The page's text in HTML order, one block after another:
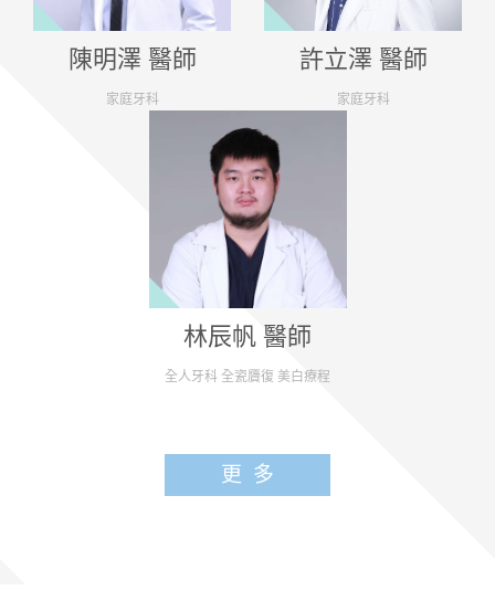
陳明澤 醫師
家庭牙科
許立澤 醫師
家庭牙科
林辰帆 醫師
全人牙科 全瓷贗復 美白療程
更多